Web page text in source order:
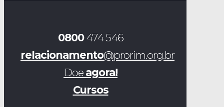
0800474 546
relacionamento@prorim.org.br
Doe agora!
Cursos